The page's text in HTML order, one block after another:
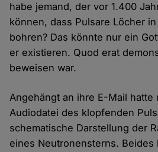
habe jemand, der vor 1.400
können, dass Pulsare Löcher
bohren? Das könnte nur ein
er existieren. Quod erat
beweisen war.
Angehängt an ihre E-Mail hatte
Audiodatei des klopfenden
schematische Darstellung der
eines Neutronensterns.